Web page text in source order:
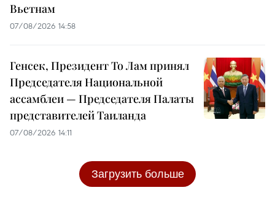
Вьетнам
07/08/2026 14:58
Генсек, Президент То Лам принял
Председателя Национальной
ассамблеи — Председателя Палаты
представителей Таиланда
07/08/2026 14:11
Загрузить больше